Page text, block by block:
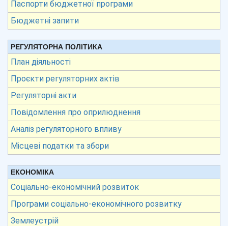
Паспорти бюджетної програми
Бюджетні запити
РЕГУЛЯТОРНА ПОЛІТИКА
План діяльності
Проєкти регуляторних актів
Регуляторні акти
Повідомлення про оприлюднення
Аналіз регуляторного впливу
Місцеві податки та збори
ЕКОНОМІКА
Соціально-економічний розвиток
Програми соціально-економічного розвитку
Землеустрій